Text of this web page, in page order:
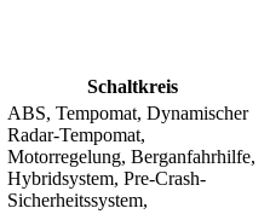
Schaltkreis
ABS, Tempomat, Dynamischer
Radar-Tempomat,
Motorregelung, Berganfahrhilfe,
Hybridsystem, Pre-Crash-
Sicherheitssystem,